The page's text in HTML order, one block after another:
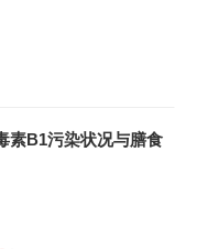
素B1污染状况与膳食